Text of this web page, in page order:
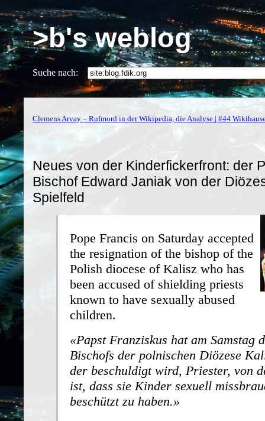
>b's weblog
Suche nach:
Clemens Arvay – Rufmord in der Wikipedia, die Analyse | #44
Neues von der Kinderfickerfront: der
Bischof Edward Janiak von der
Spielfeld
Pope Francis on Saturday accepted
the resignation of the bishop of the
Polish diocese of Kalisz who has
been accused of shielding priests
known to have sexually abused
children.
Papst Franziskus hat am Samstag
Bischofs der polnischen Diözese
der beschuldigt wird, Priester, von
ist, dass sie Kinder sexuell
beschützt zu haben.